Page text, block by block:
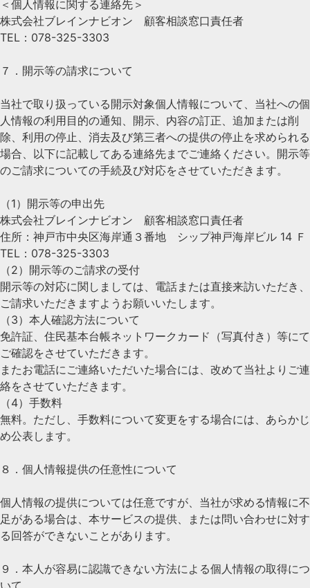
＜個人情報に関する連絡先＞
株式会社ブレインナビオン 顧客相談窓口責任者
TEL：078-325-3303
７．開示等の請求について
当社で取り扱っている開示対象個人情報について、当社への個
人情報の利用目的の通知、開示、内容の訂正、追加または削
除、利用の停止、消去及び第三者への提供の停止を求められる
場合、以下に記載してある連絡先までご連絡ください。開示等
のご請求についての手続及び対応をさせていただきます。
（1）開示等の申出先
株式会社ブレインナビオン 顧客相談窓口責任者
住所：神戸市中央区海岸通３番地 シップ神戸海岸ビル 14 Ｆ
TEL：078-325-3303
（2）開示等のご請求の受付
開示等の対応に関しましては、電話または直接来訪いただき、
ご請求いただきますようお願いいたします。
（3）本人確認方法について
免許証、住民基本台帳ネットワークカード（写真付き）等にて
ご確認をさせていただきます。
またお電話にご連絡いただいた場合には、改めて当社よりご連
絡をさせていただきます。
（4）手数料
無料。ただし、手数料について変更をする場合には、あらかじ
め公表します。
８．個人情報提供の任意性について
個人情報の提供については任意ですが、当社が求める情報に不
足がある場合は、本サービスの提供、または問い合わせに対す
る回答ができないことがあります。
９．本人が容易に認識できない方法による個人情報の取得につ